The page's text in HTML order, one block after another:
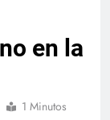
en la
1 Minutos